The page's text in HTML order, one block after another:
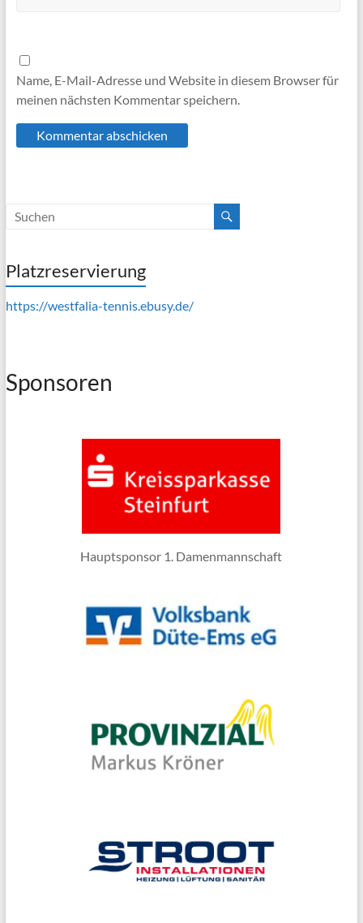
Name, E-Mail-Adresse und Website in diesem Browser für
meinen nächsten Kommentar speichern.
Platzreservierung
https://westfalia-tennis.ebusy.de/
Sponsoren
Hauptsponsor 1. Damenmannschaft